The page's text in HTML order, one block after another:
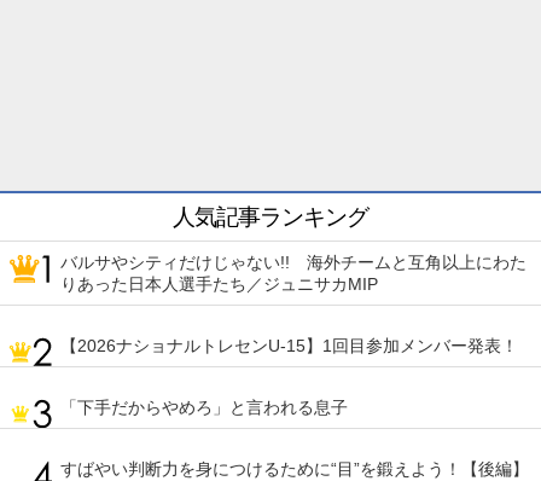
人気記事ランキング
バルサやシティだけじゃない!! 海外チームと互角以上にわた
りあった日本人選手たち／ジュニサカMIP
【2026ナショナルトレセンU-15】1回目参加メンバー発表！
「下手だからやめろ」と言われる息子
すばやい判断力を身につけるために“目”を鍛えよう！【後編】